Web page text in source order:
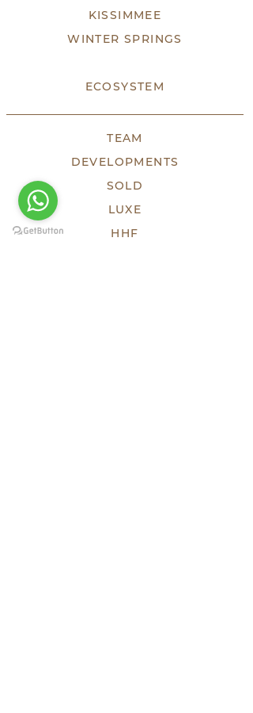
KISSIMMEE
WINTER SPRINGS
ECOSYSTEM
TEAM
DEVELOPMENTS
SOLD
LUXE
HHF